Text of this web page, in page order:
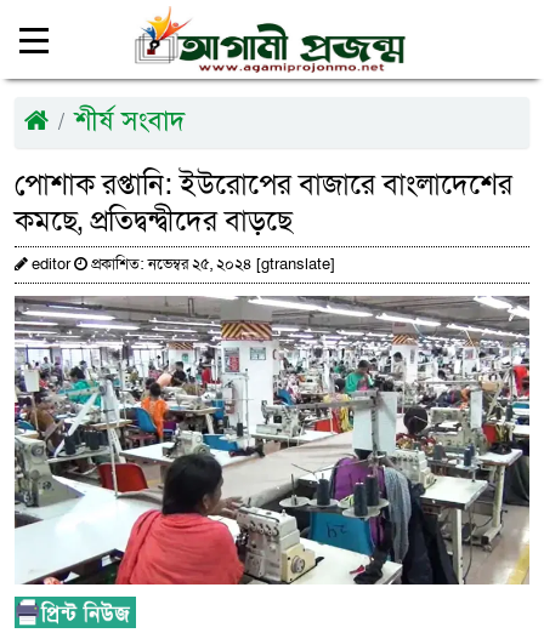
শীর্ষ সংবাদ
পোশাক রপ্তানি: ইউরোপের বাজারে বাংলাদেশের
কমছে, প্রতিদ্বন্দ্বীদের বাড়ছে
editor প্রকাশিত: নভেম্বর ২৫, ২০২৪ [gtranslate]